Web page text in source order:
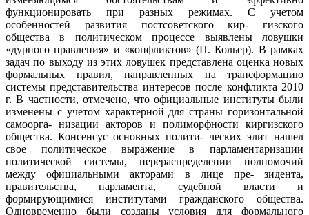
функционировать при разных режимах. С учетом
особенностей развития постсоветского кир- гизского
общества в политическом процессе выявлены ловушки
«дурного правления» и «конфликтов» (П. Кольер). В рамках
задач по выходу из этих ловушек представлена оценка новых
формальных правил, направленных на трансформацию
системы представительства интересов после конфликта 2010
г. В частности, отмечено, что официальные институты были
изменены с учетом характерной для страны горизонтальной
самоорга- низации акторов и полиморфности киргизского
общества. Консенсус основных полити- ческих элит нашел
свое политическое выражение в парламентаризации
политической системы, перераспределении полномочий
между официальными акторами в лице пре- зидента,
правительства, парламента, судебной власти и
формирующимися институтами гражданского общества.
Одновременно были созданы условия для формального